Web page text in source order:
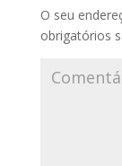
O seu
obrigatórios